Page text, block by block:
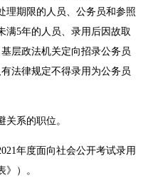
理期限的人员、公务员和参照
满5年的人员、录用后因故取
层政法机关定向招录公务员
法律规定不得录用为公务员
系的职位。
年度面向社会公开考试录用
）。